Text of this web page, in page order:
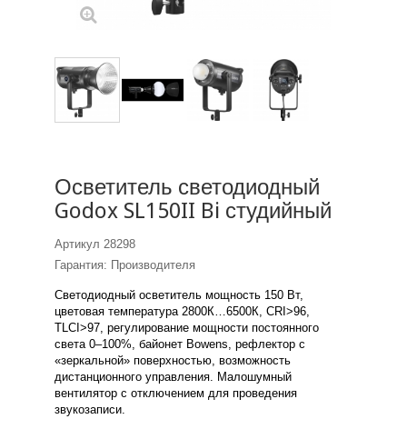
Осветитель светодиодный
Godox SL150II Bi студийный
Артикул 28298
Гарантия: Производителя
Светодиодный осветитель мощность 150 Вт,
цветовая температура 2800К…6500К, CRI>96,
TLCI>97, регулирование мощности постоянного
света 0–100%, байонет Bowens, рефлектор с
«зеркальной» поверхностью, возможность
дистанционного управления. Малошумный
вентилятор с отключением для проведения
звукозаписи.